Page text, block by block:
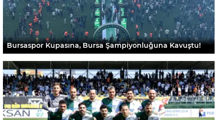
Bursaspor Kupasına, Bursa Şampiyonluğuna Kavuştu!